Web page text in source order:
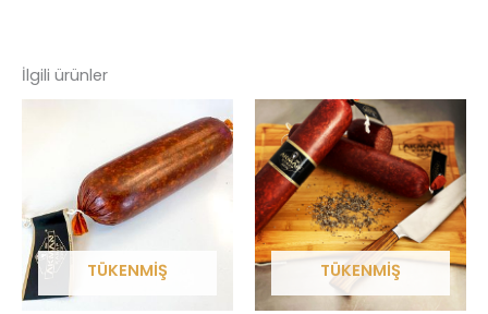
İlgili ürünler
TÜKENMIŞ TÜKENMIŞ